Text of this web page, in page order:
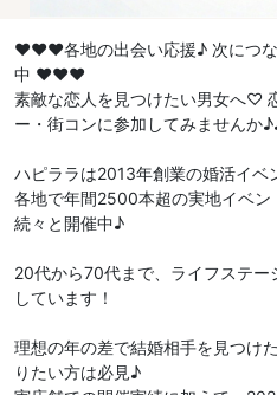
♥♥♥各地の出会い応援♪ 次につな
中 ♥♥♥
素敵な恋人を見つけたい男女へ♡
ー・街コンに参加してみませんか
ハピララは2013年創業の婚活イベ
各地で年間2500本超の実地イベン
続々と開催中♪
20代から70代まで、ライフステー
しています！
理想の年の差で結婚相手を見つけ
りたい方は必見♪